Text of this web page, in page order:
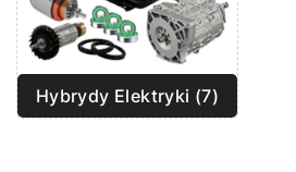
Hybrydy Elektryki (7)